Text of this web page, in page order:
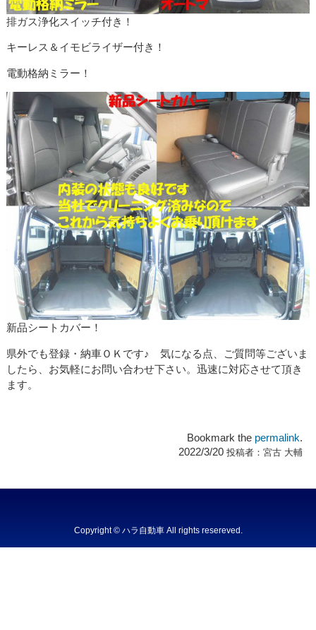
排ガス浄化スイッチ付き！
キーレス＆イモビライザー付き！
電動格納ミラー！
新品シートカバー！
県外でも登録・納車ＯＫです♪ 気になる点、ご質問等ございま
したら、お気軽にお問い合わせ下さい。迅速に対応させて頂き
ます。
Bookmark the permalink.
2022/3/20 投稿者：宮古 大輔
Copyright © ハラ自動車 All rights resereved.Powered by DJCOM Inc.